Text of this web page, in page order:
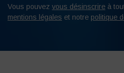
Vous pouvez vous désinscrire à
mentions légales et notre politique